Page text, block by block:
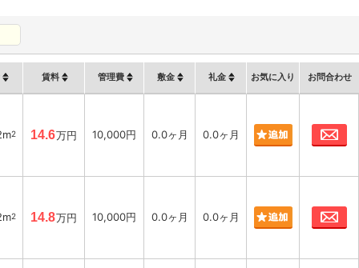
賃料 管理費 敷金 礼金 お気に入り お問合わせ
2 14.6万円 10,000円 0.0ヶ月 0.0ヶ月
2 14.8万円 10,000円 0.0ヶ月 0.0ヶ月